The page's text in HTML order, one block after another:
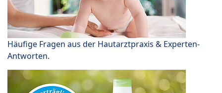
Häufige Fragen aus der Hautarztpraxis & Experten-
Antworten.